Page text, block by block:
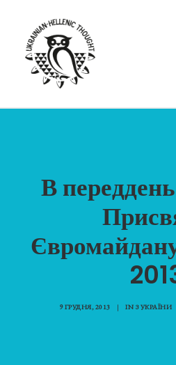
ГОЛОДОМОР
ФОРУМ УКРАЇНСЬКОЇ ДІАСПОРИ
“ВІСНИК”/”ΑΓΓΕΛΙΑΦΌΡΟΣ”
В
9 ГРУДНЯ, 2013 | IN З УКРАЇНИ